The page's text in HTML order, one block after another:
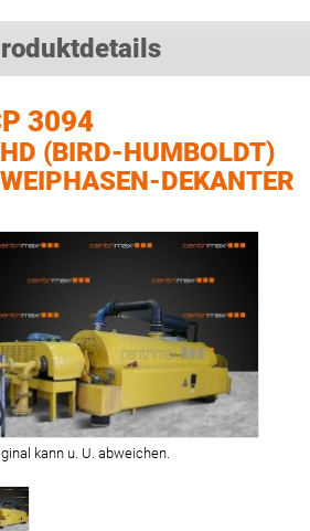
3094
(BIRD-HUMBOLDT)
DEKANTER
kann u. U. abweichen.